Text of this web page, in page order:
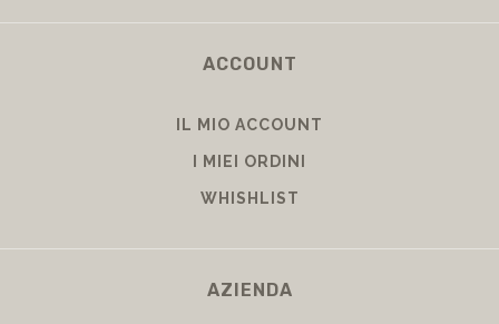
ACCOUNT
IL MIO ACCOUNT
I MIEI ORDINI
WHISHLIST
AZIENDA